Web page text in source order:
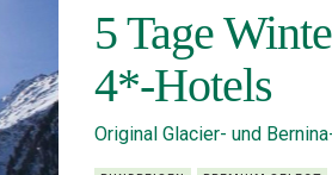
5 Tage
4*-Hotels
Original Glacier- und